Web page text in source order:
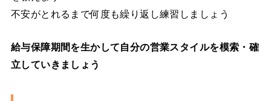
不安がとれるまで何度も繰り返し練習しましょう
給与保障期間を生かして自分の営業スタイルを模索・確
立していきましょう